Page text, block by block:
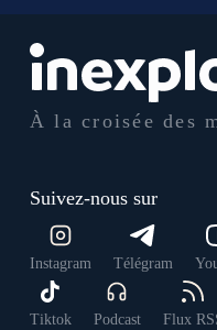
À la croisée des
Suivez-nous sur
Instagram Télégram
Tiktok Podcast Flux